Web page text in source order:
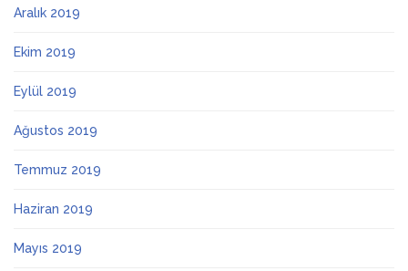
Aralık 2019
Ekim 2019
Eylül 2019
Ağustos 2019
Temmuz 2019
Haziran 2019
Mayıs 2019